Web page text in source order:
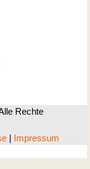
Rechte
| Impressum